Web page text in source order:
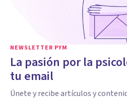
NEWSLETTER PYM
La pasión por la
tu email
Únete y recibe artículos y